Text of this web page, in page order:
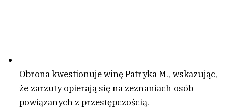
Obrona kwestionuje winę Patryka M., wskazując,
że zarzuty opierają się na zeznaniach osób
powiązanych z przestępczością.